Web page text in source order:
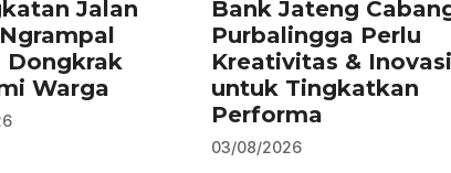
Jalan
Dongkrak
Warga
Bank Jateng
Purbalingga Perlu
Kreativitas & Inovasi
untuk Tingkatkan
Performa
03/08/2026